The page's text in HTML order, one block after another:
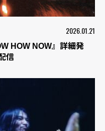
2026.01.21
HOW NOW』詳細発
信